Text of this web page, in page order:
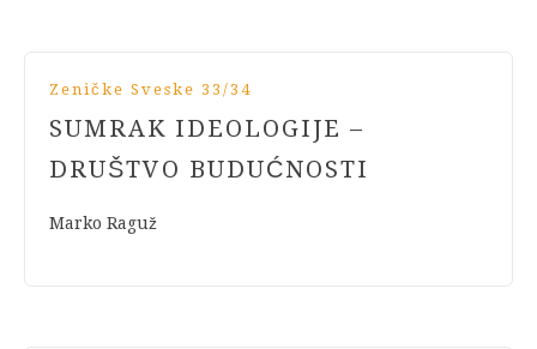
Zeničke Sveske 33/34
SUMRAK IDEOLOGIJE –
DRUŠTVO BUDUĆNOSTI
Marko Raguž